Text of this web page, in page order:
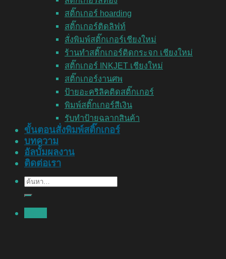
สติ๊กเกอร์ hoarding
สติ๊กเกอร์ติดลิฟท์
สั่งพิมพ์สติ๊กเกอร์เชียงใหม่
ร้านทำสติ๊กเกอร์ติดกระจก เชียงใหม่
สติ๊กเกอร์ INKJET เชียงใหม่
สติ๊กเกอร์งานศพ
ป้ายอะคริลิคติดสติ๊กเกอร์
พิมพ์สติ๊กเกอร์สีเงิน
รับทำป้ายฉลากสินค้า
ขั้นตอนสั่งพิมพ์สติ๊กเกอร์
บทความ
อัลบั้มผลงาน
ติดต่อเรา
ค้นหา: